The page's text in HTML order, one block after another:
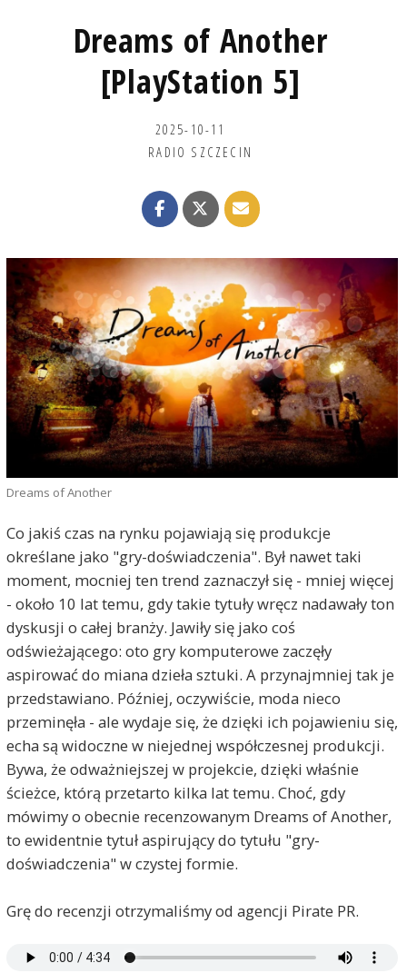
Dreams of Another
[PlayStation 5]
2025-10-11
RADIO SZCZECIN
Dreams of Another
Co jakiś czas na rynku pojawiają się produkcje
określane jako "gry-doświadczenia". Był nawet taki
moment, mocniej ten trend zaznaczył się - mniej więcej
- około 10 lat temu, gdy takie tytuły wręcz nadawały ton
dyskusji o całej branży. Jawiły się jako coś
odświeżającego: oto gry komputerowe zaczęły
aspirować do miana dzieła sztuki. A przynajmniej tak je
przedstawiano. Później, oczywiście, moda nieco
przeminęła - ale wydaje się, że dzięki ich pojawieniu się,
echa są widoczne w niejednej współczesnej produkcji.
Bywa, że odważniejszej w projekcie, dzięki właśnie
ścieżce, którą przetarto kilka lat temu. Choć, gdy
mówimy o obecnie recenzowanym Dreams of Another,
to ewidentnie tytuł aspirujący do tytułu "gry-
doświadczenia" w czystej formie.
Grę do recenzji otrzymaliśmy od agencji Pirate PR.